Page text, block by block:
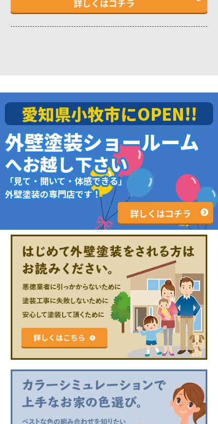
詳しくはコチラ
愛知県小牧市にOPEN!!
外壁塗装ショールーム
へお越し下さい
「見て・聞いて・体感できる」
外壁塗装の専門店です！
詳しくはコチラ